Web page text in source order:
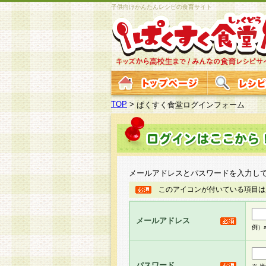
子供向けかんたんレシピの食育サイト
TOP >ぱくすく食堂ログインフォーム
メールアドレスとパスワードを入力し
このアイコンが付いている項目
メールアドレス
例）